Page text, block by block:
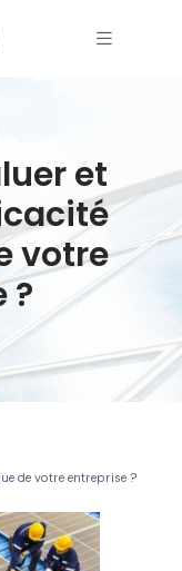
et
votre
?
de votre entreprise ?